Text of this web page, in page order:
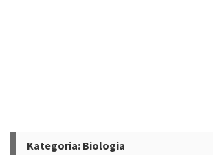
Kategoria: Biologia